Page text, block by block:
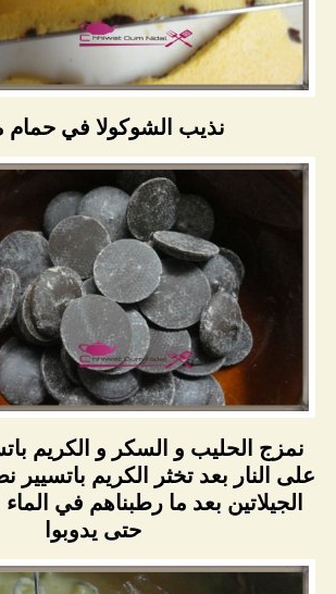
نذيب الشوكولا في حمام
نمزج الحليب و السكر و الكريم
على النار بعد تخثر الكريم
الجيلاتين بعد ما رطبناهم في
حتى يدوبوا